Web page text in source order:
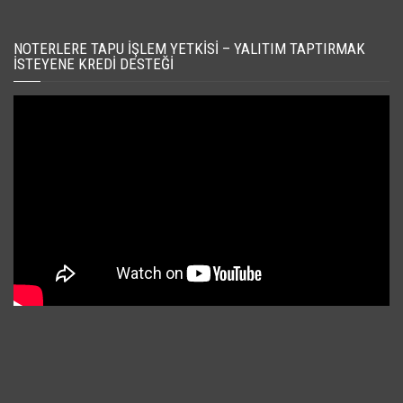
NOTERLERE TAPU İŞLEM YETKISI – YALITIM TAPTIRMAK
İSTEYENE KREDI DESTEĞI